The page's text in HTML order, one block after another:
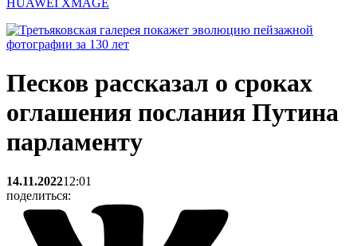
HUAWEI XMAGE
Песков рассказал о сроках
оглашения послания Путина
парламенту
14.11.202212:01
поделиться: